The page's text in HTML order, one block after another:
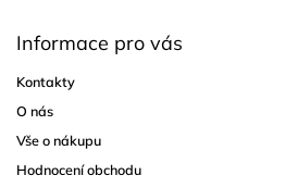
Informace pro vás
Kontakty
O nás
Vše o nákupu
Hodnocení obchodu